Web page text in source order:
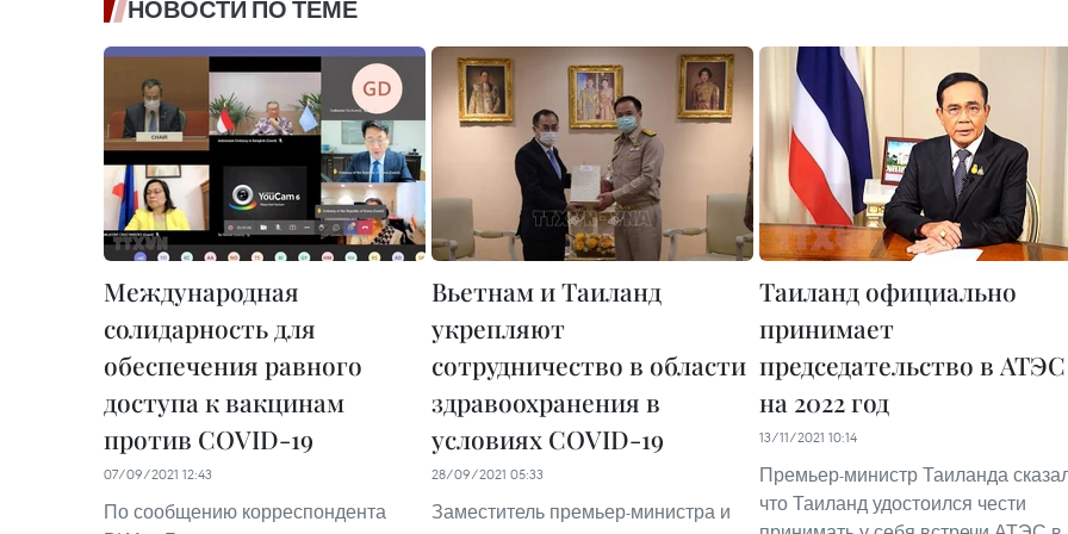
НОВОСТИ ПО ТЕМЕ
Международная
солидарность для
обеспечения равного
доступа к вакцинам
против COVID-19
07/09/2021 12:43
По сообщению корреспондента
Вьетнам и Таиланд
укрепляют
сотрудничество в области
здравоохранения в
условиях COVID-19
28/09/2021 05:33
Заместитель премьер-министра и
Таиланд официально
принимает
председательство в АТЭС
на 2022 год
13/11/2021 10:14
Премьер-министр Таиланда
что Таиланд удостоился чести